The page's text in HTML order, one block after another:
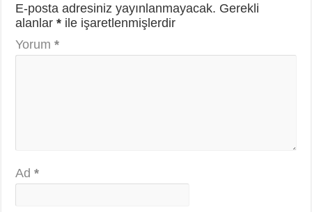
E-posta adresiniz yayınlanmayacak. Gerekli
alanlar* ile işaretlenmişlerdir
Yorum*
Ad*